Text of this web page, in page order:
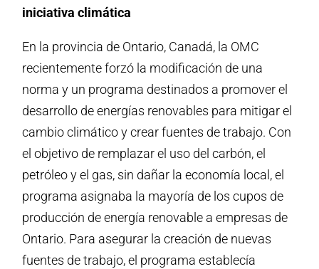
iniciativa climática
En la provincia de Ontario, Canadá, la OMC
recientemente forzó la modificación de una
norma y un programa destinados a promover el
desarrollo de energías renovables para mitigar el
cambio climático y crear fuentes de trabajo. Con
el objetivo de remplazar el uso del carbón, el
petróleo y el gas, sin dañar la economía local, el
programa asignaba la mayoría de los cupos de
producción de energía renovable a empresas de
Ontario. Para asegurar la creación de nuevas
fuentes de trabajo, el programa establecía